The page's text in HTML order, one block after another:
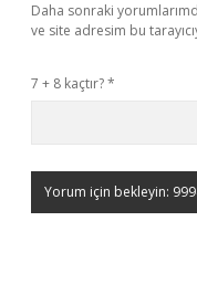
Daha sonraki
ve site adresim bu
7 + 8 kaçtır?*